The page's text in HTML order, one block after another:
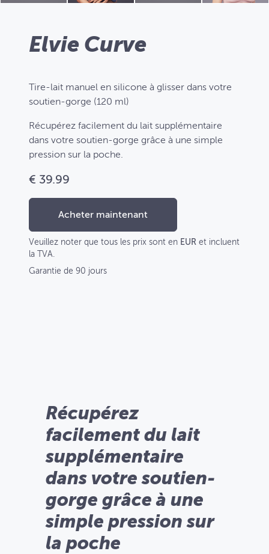
Elvie Curve
Tire-lait manuel en silicone à glisser dans votre
soutien-gorge (120 ml)
Récupérez facilement du lait supplémentaire
dans votre soutien-gorge grâce à une simple
pression sur la poche.
€ 39.99
Acheter maintenant
Veuillez noter que tous les prix sont en EUR et incluent
la TVA.
Garantie de 90 jours
Récupérez
facilement du lait
supplémentaire
dans votre soutien-
gorge grâce à une
simple pression sur
la poche